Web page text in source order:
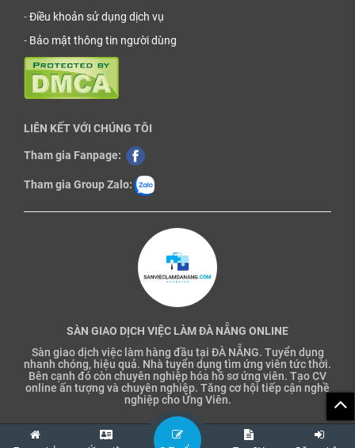
-Điều khoản sử dụng dịch vụ
- Bảo mật thông tin người dùng
LIÊN KẾT VỚI CHÚNG TÔI
Tham gia Fanpage:
Tham gia Group Zalo:
SÀN GIAO DỊCH VIỆC LÀM ĐÀ NẴNG ONLINE
Sàn giao dịch việc làm hàng đầu tại ĐÀ NẴNG. Tuyển dụng
nhanh chóng, hiệu quả. Nhà tuyển dụng tìm ứng viên tức thời.
Bên cạnh đó còn chuyên nghiệp hóa hồ sơ ứng viên. Tạo CV
online ấn tượng và chuyên nghiệp. Tăng cơ hội tiếp cận nghề
nghiệp cho Ứng Viên.